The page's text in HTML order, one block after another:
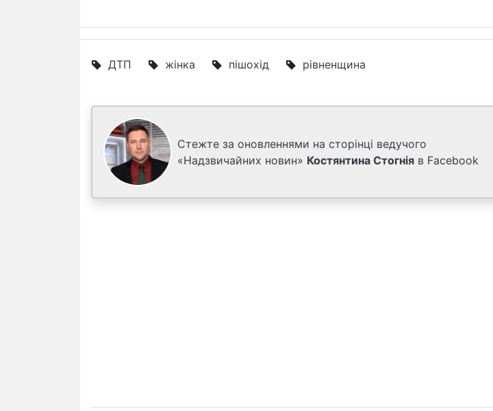
ДТП жінка пішохід рівненщина
Стежте за оновленнями на сторінці ведучого
«Надзвичайних новин» Костянтина Стогнія в Facebook